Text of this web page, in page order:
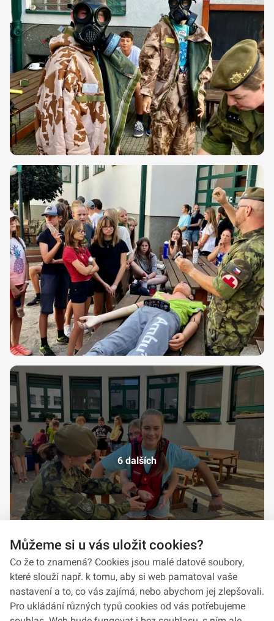
6 dalších
Můžeme si u vás uložit cookies?
Co že to znamená? Cookies jsou malé datové soubory,
které slouží např. k tomu, aby si web pamatoval vaše
nastavení a to, co vás zajímá, nebo abychom jej zlepšovali.
Pro ukládání různých typů cookies od vás potřebujeme